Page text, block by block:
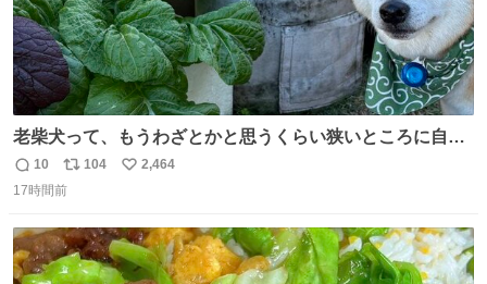
老柴犬って、もうわざとかと思うくらい狭いところに自ら
はまりにいくじゃないですか？ 今朝ガーデニングしてる飼
い主の間にはまってきて、最高に可愛かった♥️
返
信
10
リ
ポ
ト
数
104
い
数
2,464
17時間前